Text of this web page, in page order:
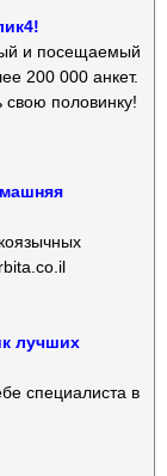
и посещаемый
200 000 анкет.
свою половинку!
лучших
специалиста в